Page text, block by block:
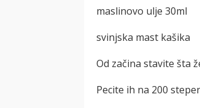
maslinovo ulje 30ml
svinjska mast kašika
Od začina stavite šta
Pecite ih na 200